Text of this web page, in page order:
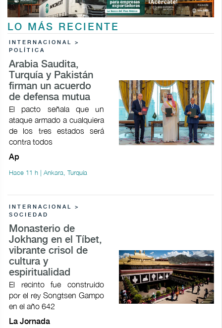
LO MÁS RECIENTE
INTERNACIONAL >
POLÍTICA
Arabia Saudita,
Turquía y Pakistán
firman un acuerdo
de defensa mutua
El pacto señala que un
ataque armado a cualquiera
de los tres estados será
contra todos
Ap
Hace 11 h | Ankara, Turquía
INTERNACIONAL >
SOCIEDAD
Monasterio de
Jokhang en el Tíbet,
vibrante crisol de
cultura y
espiritualidad
El recinto fue construido
por el rey Songtsen Gampo
en el año 642
La Jornada